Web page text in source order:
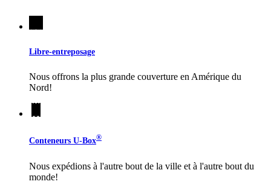
Libre-entreposage
Nous offrons la plus grande couverture en Amérique du
Nord!
Conteneurs U-Box®
Nous expédions à l'autre bout de la ville et à l'autre bout du
monde!